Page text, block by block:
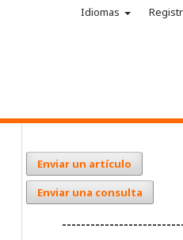
Idiomas
Enviar un artículo
Enviar una consulta